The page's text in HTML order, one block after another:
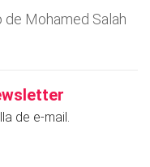
de Mohamed Salah
de e-mail.